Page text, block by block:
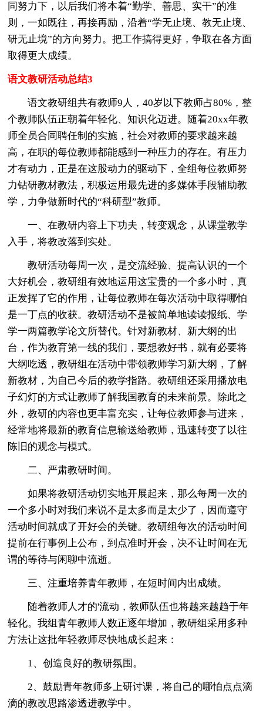
同努力下，以后我们将本着“勤学、善思、实干”的准
则，一如既往，再接再励，沿着“学无止境、教无止境、
研无止境”的方向努力。把工作搞得更好，争取在各方面
取得更大成绩。
语文教研活动总结3
语文教研组共有教师9人，40岁以下教师占80%，整
个教师队伍正朝着年轻化、知识化迈进。随着20xx年教
师全员合同聘任制的实施，社会对教师的要求越来越
高，在职的每位教师都能感到一种压力的存在。有压力
才有动力，正是在这股动力的驱动下，全组每位教师努
力钻研教材教法，积极运用最先进的多媒体手段辅助教
学，力争做新时代的“科研型”教师。
一、在教研内容上下功夫，转变观念，从课堂教学
入手，将教改落到实处。
教研活动每周一次，是交流经验、提高认识的一个
大好机会，教研组有效地运用这宝贵的一个多小时，真
正发挥了它的作用，让每位教师在每次活动中取得哪怕
是一丁点的收获。教研活动不是被简单地读读报纸、学
学一两篇教学论文所替代。针对新教材、新大纲的出
台，作为教育第一线的我们，要想教好书，就有必要将
大纲吃透，教研组在活动中带领教师学习新大纲，了解
新教材，为自己今后的教学指路。教研组还采用播放电
子幻灯的方式让教师了解我国教育的未来前景。除此之
外，教研的内容也更丰富充实，让每位教师参与进来，
经常地将最新的教育信息输送给教师，迅速转变了以往
陈旧的观念与模式。
二、严肃教研时间。
如果将教研活动切实地开展起来，那么每周一次的
一个多小时对我们来说不是太多而是太少了，因而遵守
活动时间就成了开好会的关键。教研组每次的活动时间
提前在行事例上公布，到点准时开会，决不让时间在无
谓的等待与闲聊中流逝。
三、注重培养青年教师，在短时间内出成绩。
随着教师人才的'流动，教师队伍也将越来越趋于年
轻化。我组青年教师人数正逐年增加，教研组采用多种
方法让这批年轻教师尽快地成长起来：
1、创造良好的教研氛围。
2、鼓励青年教师多上研讨课，将自己的哪怕点点滴
滴的教改思路渗透进教学中。